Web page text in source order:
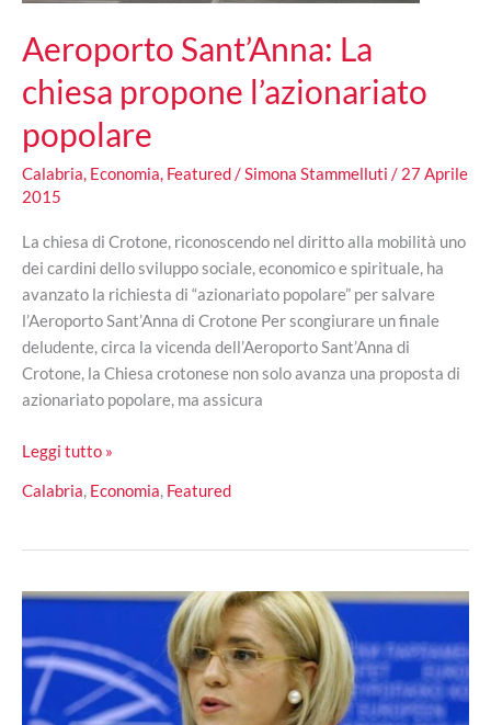
Aeroporto Sant’Anna: La
chiesa propone l’azionariato
popolare
Calabria, Economia, Featured/Simona Stammelluti / 27 Aprile
2015
La chiesa di Crotone, riconoscendo nel diritto alla mobilità uno
dei cardini dello sviluppo sociale, economico e spirituale, ha
avanzato la richiesta di “azionariato popolare” per salvare
l’Aeroporto Sant’Anna di Crotone Per scongiurare un finale
deludente, circa la vicenda dell’Aeroporto Sant’Anna di
Crotone, la Chiesa crotonese non solo avanza una proposta di
azionariato popolare, ma assicura
Aeroporto
La
propone
popolare
Leggi tutto »
Calabria Economia Featured